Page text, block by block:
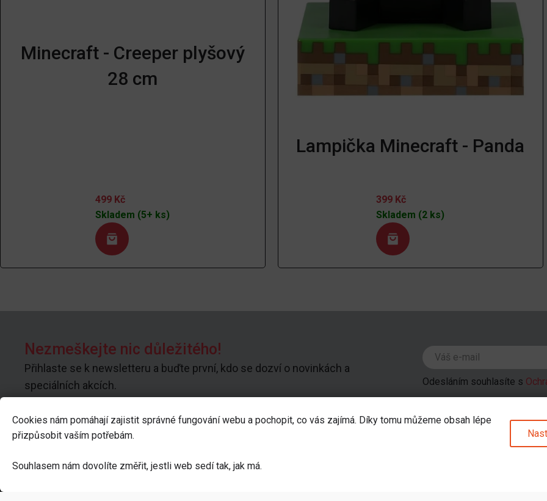
Minecraft - Creeper plyšový
28 cm
499 Kč
Skladem (5+ ks)
Lampička Minecraft - Panda
399 Kč
Skladem (2 ks)
Nezmeškejte nic důležitého!
Přihlaste se k newsletteru a buďte první, kdo se dozví o novinkách a
speciálních akcích.
Odesláním souhlasíte s
Kontakt K nákupu
Cookies nám pomáhají zajistit správné fungování webu a pochopit, co vás zajímá. Díky tomu můžeme obsah lépe
přizpůsobit vaším potřebám.
Souhlasem nám dovolíte změřit, jestli web sedí tak, jak má.